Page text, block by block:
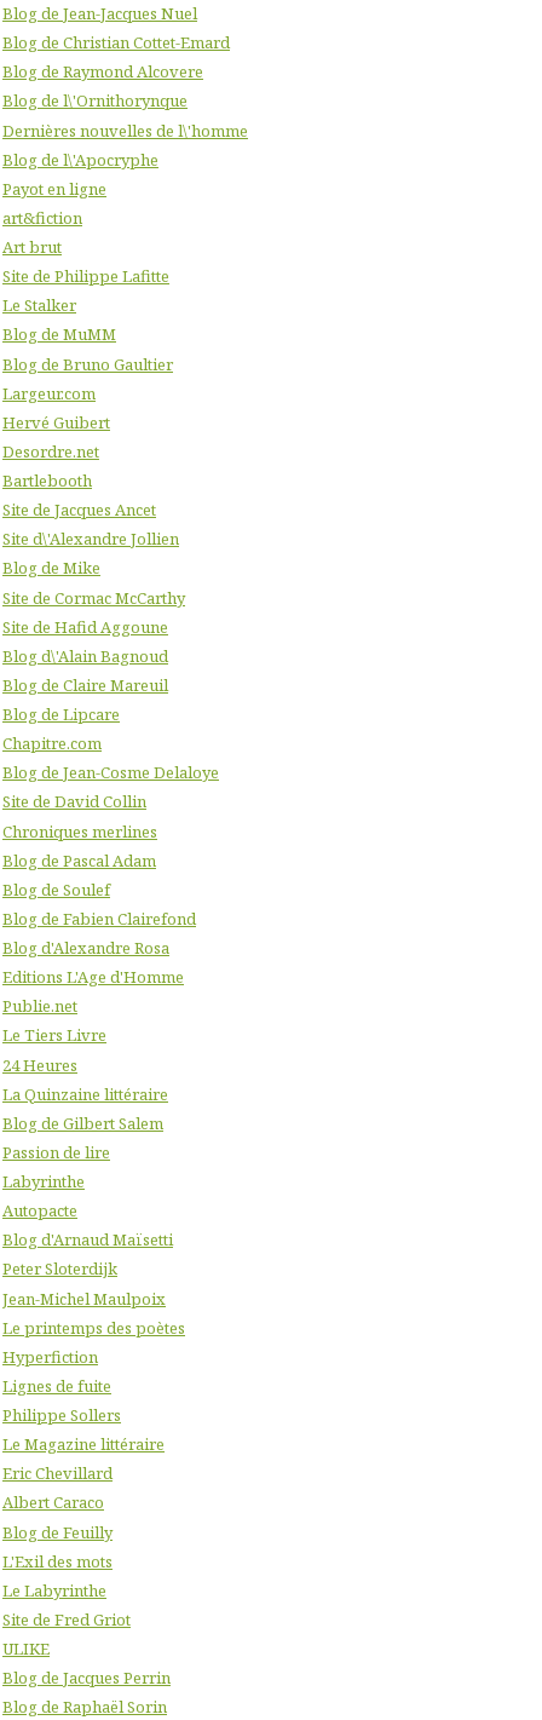
Blog de Jean-Jacques Nuel
Blog de Christian Cottet-Emard
Blog de Raymond Alcovere
Blog de l\'Ornithorynque
Dernières nouvelles de l\'homme
Blog de l\'Apocryphe
Payot en ligne
art&fiction
Art brut
Site de Philippe Lafitte
Le Stalker
Blog de MuMM
Blog de Bruno Gaultier
Largeur.com
Hervé Guibert
Desordre.net
Bartlebooth
Site de Jacques Ancet
Site d\'Alexandre Jollien
Blog de Mike
Site de Cormac McCarthy
Site de Hafid Aggoune
Blog d\'Alain Bagnoud
Blog de Claire Mareuil
Blog de Lipcare
Chapitre.com
Blog de Jean-Cosme Delaloye
Site de David Collin
Chroniques merlines
Blog de Pascal Adam
Blog de Soulef
Blog de Fabien Clairefond
Blog d'Alexandre Rosa
Editions L'Age d'Homme
Publie.net
Le Tiers Livre
24 Heures
La Quinzaine littéraire
Blog de Gilbert Salem
Passion de lire
Labyrinthe
Autopacte
Blog d'Arnaud Maïsetti
Peter Sloterdijk
Jean-Michel Maulpoix
Le printemps des poètes
Hyperfiction
Lignes de fuite
Philippe Sollers
Le Magazine littéraire
Eric Chevillard
Albert Caraco
Blog de Feuilly
L'Exil des mots
Le Labyrinthe
Site de Fred Griot
ULIKE
Blog de Jacques Perrin
Blog de Raphaël Sorin